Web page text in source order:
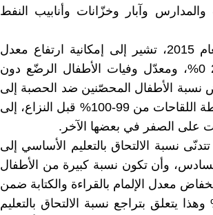
وآبار وخزّانات وأنابيب النفط
من جانب آخر، فإن تقديرات الخبراء لعام 2015، تشير إلى إمكانية ارتفاع معدل
وفيات الأطفال دون الخامسة إلى 28.8 0%، ومعدّل وفيات الأطفال الرضّع دون
أن تنخفض نسبة الأطفال المحصّنين ضد الحصبة إلى
40 %، وأن تنخفض نسبة التحصين بواسطة اللقاحات من 99-100% قبل النزاع، إلى
نسبة الالتحاق بالتعليم الأساسي إلى
والسادس، وأن تكون نسبة كبيرة من الأطفال
انخفاض معدل الإلمام بالقراءة والكتابة ضمن
العمرية 15 ـ 24 عن نسبة 94.3% وهذا يتعلق بتراجع نسبة الالتحاق بالتعليم